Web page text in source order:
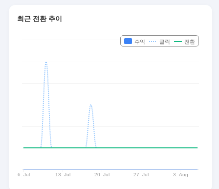
최근 전환 추이